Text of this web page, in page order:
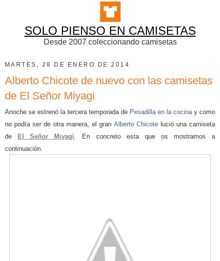
SOLO PIENSO EN CAMISETAS
Desde 2007 coleccionando camisetas
MARTES, 28 DE ENERO DE 2014
Alberto Chicote de nuevo con las camisetas
de El Señor Miyagi
Anoche se estrenó la tercera temporada de Pesadilla en la cocina y como
no podía ser de otra manera, el gran Alberto Chicote lució una camiseta
de
El Señor Miyagi . En concreto esta que os mostramos a
continuación.